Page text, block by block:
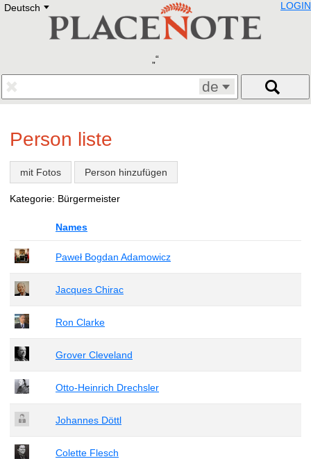
Deutsch E
Deutsch
Francais
Polski
Eestikeelne
LOGIN
de
Person liste
mit Fotos Person hinzufügen
Kategorie: Bürgermeister
Names
Paweł Bogdan Adamowicz
Jacques Chirac
Ron Clarke
Grover Cleveland
Otto-Heinrich Drechsler
Johannes Döttl
Colette Flesch